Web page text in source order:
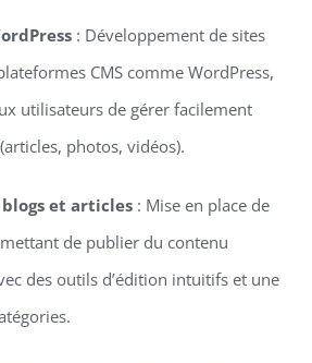
: Développement de sites
CMS comme WordPress,
utilisateurs de gérer facilement
photos, vidéos).
et articles: Mise en place de
de publier du contenu
des outils d’édition intuitifs et une